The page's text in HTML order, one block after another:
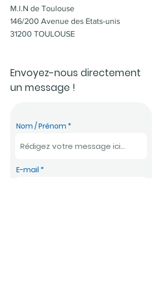
M.I.N de Toulouse
146/200 Avenue des Etats-unis
31200 TOULOUSE
Envoyez-nous directement
un message !
Nom / Prénom
E-mail